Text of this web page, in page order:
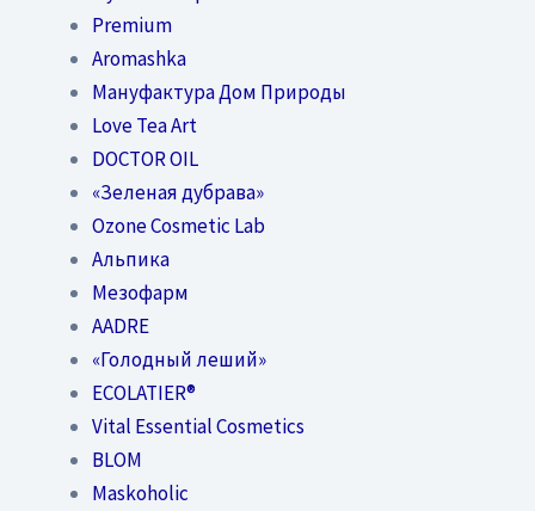
Premium
Aromashka
Мануфактура Дом Природы
Love Tea Art
DOCTOR OIL
«Зеленая дубрава»
Ozone Cosmetic Lab
Альпика
Мезофарм
AADRE
«Голодный леший»
EСОLATIER®
Vital Essential Cosmetics
BLOM
Maskoholic